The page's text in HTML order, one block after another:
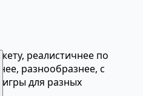
реалистичнее по
разнообразнее, с
для разных